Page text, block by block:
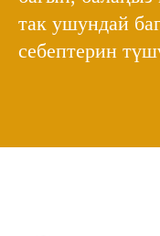
так ушундай
себептерин